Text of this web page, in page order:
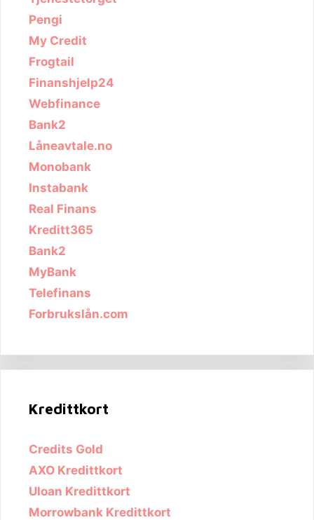
Pengi
My Credit
Frogtail
Finanshjelp24
Webfinance
Bank2
Låneavtale.no
Monobank
Instabank
Real Finans
Kreditt365
Bank2
MyBank
Telefinans
Forbrukslån.com
Kredittkort
Credits Gold
AXO Kredittkort
Uloan Kredittkort
Morrowbank Kredittkort